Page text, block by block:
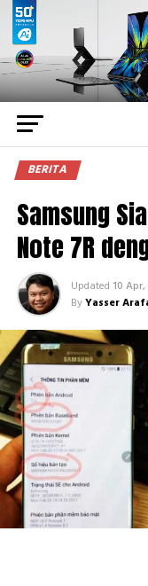
BERITA
Samsung
Note 7R
Updated 10
ByYasser